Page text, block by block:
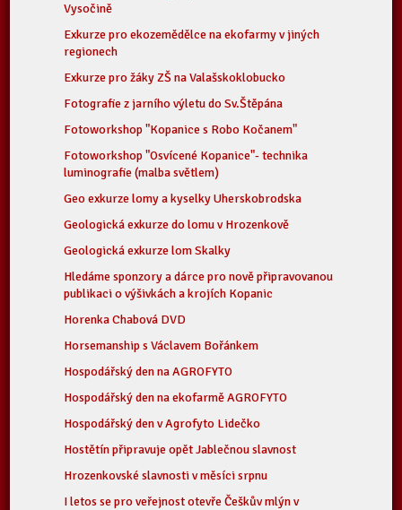
Vysočině
Exkurze pro ekozemědělce na ekofarmy v jiných
regionech
Exkurze pro žáky ZŠ na Valašskoklobucko
Fotografie z jarního výletu do Sv.Štěpána
Fotoworkshop "Kopanice s Robo Kočanem"
Fotoworkshop "Osvícené Kopanice"- technika
luminografie (malba světlem)
Geo exkurze lomy a kyselky Uherskobrodska
Geologická exkurze do lomu v Hrozenkově
Geologická exkurze lom Skalky
Hledáme sponzory a dárce pro nově připravovanou
publikaci o výšivkách a krojích Kopanic
Horenka Chabová DVD
Horsemanship s Václavem Bořánkem
Hospodářský den na AGROFYTO
Hospodářský den na ekofarmě AGROFYTO
Hospodářský den v Agrofyto Lidečko
Hostětín připravuje opět Jablečnou slavnost
Hrozenkovské slavnosti v měsíci srpnu
I letos se pro veřejnost otevře Češkův mlýn v